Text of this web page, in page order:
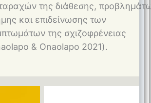
της διάθεσης,
και επιδείνωσης των
της σχιζοφρένειας
& Onaolapo 2021).